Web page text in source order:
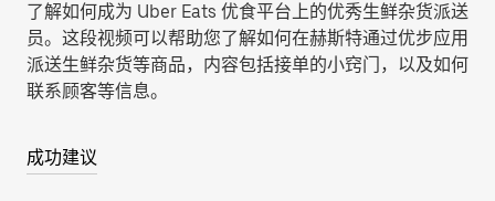
了解如何成为 Uber Eats 优食平台上的优秀生鲜杂货派送
员。这段视频可以帮助您了解如何在赫斯特通过优步应用
派送生鲜杂货等商品，内容包括接单的小窍门，以及如何
联系顾客等信息。
成功建议